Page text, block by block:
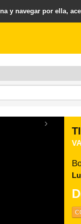
›
y navegar por ella,